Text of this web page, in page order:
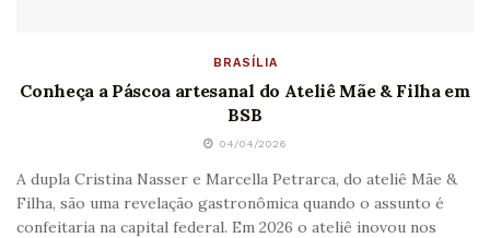
BRASÍLIA
Conheça a Páscoa artesanal do Ateliê Mãe & Filha em
BSB
04/04/2026
A dupla Cristina Nasser e Marcella Petrarca, do ateliê Mãe &
Filha, são uma revelação gastronômica quando o assunto é
confeitaria na capital federal. Em 2026 o ateliê inovou nos